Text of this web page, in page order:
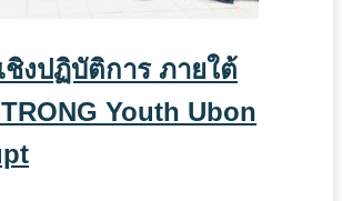
ชิงปฏิบัติการ ภายใต้
Youth Ubon